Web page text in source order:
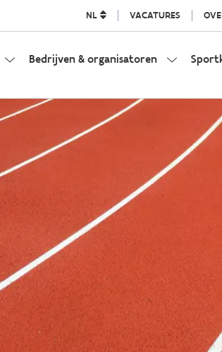
NL VACATURES
Bedrijven & organisatoren